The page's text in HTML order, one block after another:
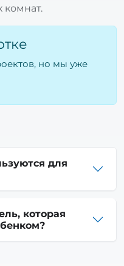
комнат.
но мы уже
для
которая